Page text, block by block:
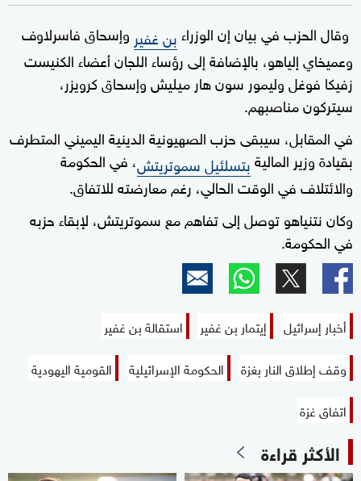
وقال الحزب في بيان إن الوزراءبن غفير وإسحاق فاسرلاوف
وعميخاي إلياهو، بالإضافة إلى رؤساء اللجان أعضاء الكنيست
زفيكا فوغل وليمور سون هار ميليش وإسحاق كرويزر،
سيتركون مناصبهم.
في المقابل، سيبقى حزب الصهيونية الدينية اليميني المتطرف
بقيادة وزير الماليةبتسلئيل سموتريتش، في الحكومة
والائتلاف في الوقت الحالي، رغم معارضته للاتفاق.
وكان نتنياهو توصل إلى تفاهم مع سموتريتش، لإبقاء حزبه
في الحكومة.
أخبار إسرائيل إيتمار بن غفير
استقالة بن غفير
وقف إطلاق النار بغزة
الحكومة الإسرائيلية
القومية اليهودية
اتفاق غزة
الأكثر قراءة